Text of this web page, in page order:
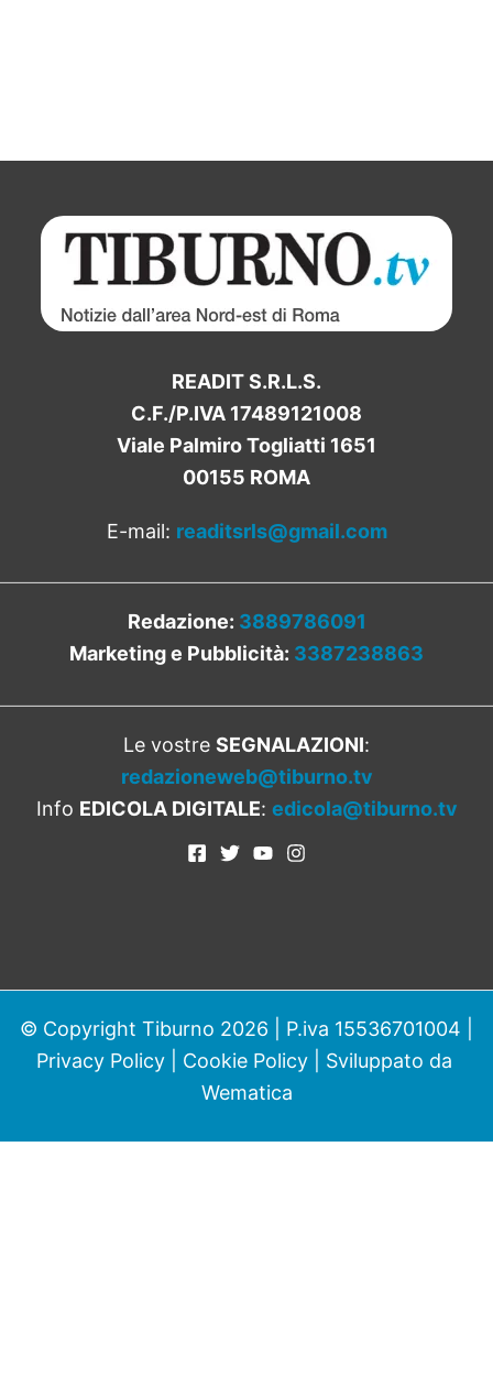
READIT S.R.L.S.
C.F./P.IVA 17489121008
Viale Palmiro Togliatti 1651
00155 ROMA
E-mail: readitsrls@gmail.com
Redazione: 3889786091
Marketing e Pubblicità: 3387238863
Le vostre SEGNALAZIONI:
redazioneweb@tiburno.tv
Info EDICOLA DIGITALE: edicola@tiburno.tv
© Copyright Tiburno 2026 | P.iva 15536701004 |
Privacy Policy| Cookie Policy| Sviluppato da
Wematica